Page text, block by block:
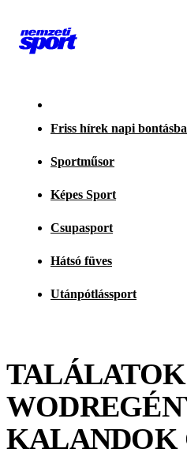
Friss hírek napi
Sportműsor
Képes Sport
Csupasport
Hátsó füves
Utánpótlássport
KALANDOK